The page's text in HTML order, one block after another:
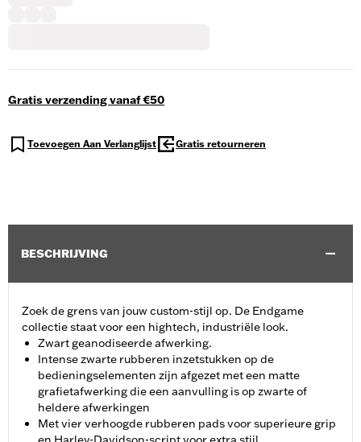
Gratis verzending vanaf €50
Toevoegen Aan Verlanglijst Gratis retourneren
BESCHRIJVING
Zoek de grens van jouw custom-stijl op. De Endgame
collectie staat voor een hightech, industriële look.
Zwart geanodiseerde afwerking.
Intense zwarte rubberen inzetstukken op de
bedieningselementen zijn afgezet met een matte
grafietafwerking die een aanvulling is op zwarte of
heldere afwerkingen
Met vier verhoogde rubberen pads voor superieure grip